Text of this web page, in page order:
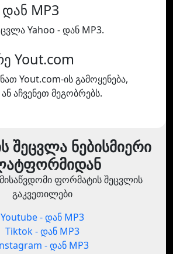
MP3
Yahoo - დან MP3.
Yout.com
Yout.com-ის გამოყენება,
აჩვენეთ მეგობრებს.
შეცვლა ნებისმიერი
ფორმატის შეცვლის
გაკვეთილები
Youtube - დან MP3
Tiktok - დან MP3
- დან MP3